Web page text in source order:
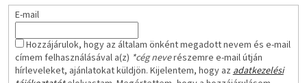
E-mail
Hozzájárulok, hogy az általam önként megadott nevem és e-mail
címem felhasználásával a(z) *cég neverészemre e-mail útján
hírleveleket, ajánlatokat küldjön. Kijelentem, hogy azadatkezelési